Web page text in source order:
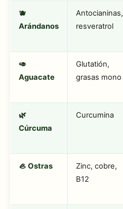
🫐
Arándanos
Antocianinas,
resveratrol
🥑
Aguacate
Glutatión,
grasas mono
🌿
Cúrcuma
Curcumina
🦪 Ostras
Zinc, cobre,
B12